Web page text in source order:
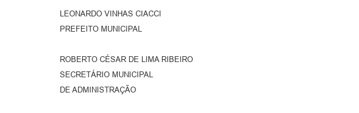
LEONARDO VINHAS CIACCI
PREFEITO MUNICIPAL
ROBERTO CÉSAR DE LIMA RIBEIRO
SECRETÁRIO MUNICIPAL
DE ADMINISTRAÇÃO